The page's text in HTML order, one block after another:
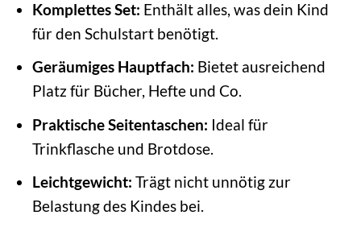
Komplettes Set: Enthält alles, was dein Kind
für den Schulstart benötigt.
Geräumiges Hauptfach: Bietet ausreichend
Platz für Bücher, Hefte und Co.
Praktische Seitentaschen: Ideal für
Trinkflasche und Brotdose.
Leichtgewicht: Trägt nicht unnötig zur
Belastung des Kindes bei.